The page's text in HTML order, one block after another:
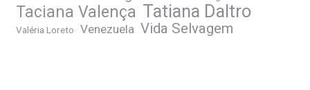
Taciana Valença Tatiana Daltro
Valéria Loreto Venezuela Vida Selvagem